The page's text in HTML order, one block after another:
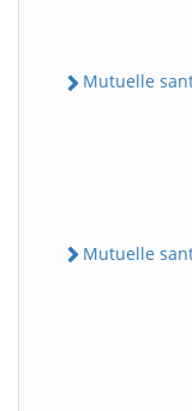
Mutuelle
Mutuelle